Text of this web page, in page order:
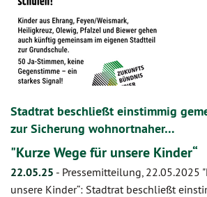
Stadtrat beschließt einstimmig
zur Sicherung wohnortnaher…
"Kurze Wege für unsere Kinder“
22.05.25 - Pressemitteilung, 22.05.2025
unsere Kinder“: Stadtrat beschließt